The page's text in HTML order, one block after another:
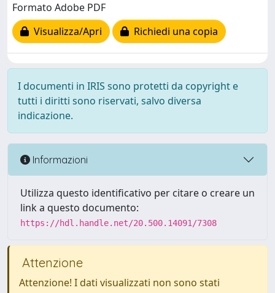
Formato Adobe PDF
Visualizza/Apri
Richiedi una copia
I documenti in IRIS sono protetti da copyright e
tutti i diritti sono riservati, salvo diversa
indicazione.
Informazioni
Utilizza questo identificativo per citare o creare un
link a questo documento:
https://hdl.handle.net/20.500.14091/7308
Attenzione
Attenzione! I dati visualizzati non sono stati